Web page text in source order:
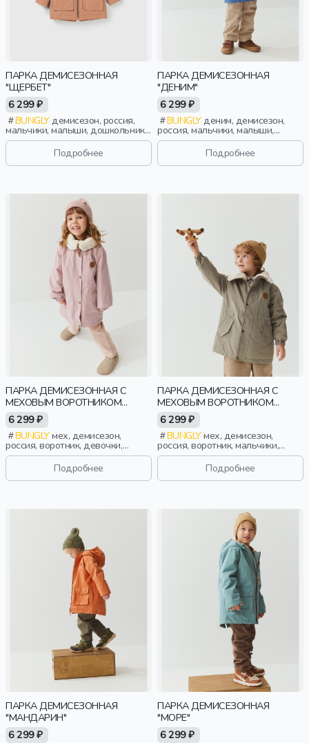
ПАРКА ДЕМИСЕЗОННАЯ
"ЩЕРБЕТ"
6 299 ₽
BUNGLYдемисезон, россия,
мальчики, малыши, дошкольники,
дети
Подробнее
ПАРКА ДЕМИСЕЗОННАЯ
"ДЕНИМ"
6 299 ₽
BUNGLYденим, демисезон,
россия, мальчики, малыши,
дошкольники, дети
Подробнее
ПАРКА ДЕМИСЕЗОННАЯ С
МЕХОВЫМ ВОРОТНИКОМ
"ЗЕФИР"
6 299 ₽
BUNGLYмех, демисезон,
россия, воротник, девочки,
малыши, дошкольники, дети
Подробнее
ПАРКА ДЕМИСЕЗОННАЯ С
МЕХОВЫМ ВОРОТНИКОМ
"ЕЛЬНИК"
6 299 ₽
BUNGLYмех, демисезон,
россия, воротник, мальчики,
малыши, дошкольники, дети
Подробнее
ПАРКА ДЕМИСЕЗОННАЯ
"МАНДАРИН"
6 299 ₽
ПАРКА ДЕМИСЕЗОННАЯ
"МОРЕ"
6 299 ₽